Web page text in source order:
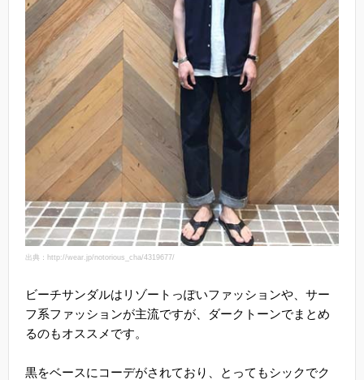
出典：http://wear.jp/notorious_cha/4319677/
ビーチサンダルはリゾートっぽいファッションや、サー
フ系ファッションが主流ですが、ダークトーンでまとめ
るのもオススメです。
黒をベースにコーデがされており、とってもシックでク